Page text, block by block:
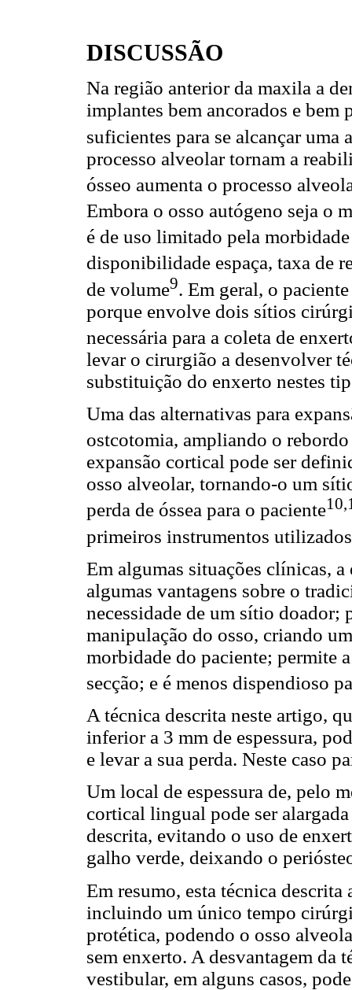
DISCUSSÃO
Na região anterior da maxila a
implantes bem ancorados e
suficientes para se alcançar uma
processo alveolar tornam a
ósseo aumenta o processo
Embora o osso autógeno seja o
é de uso limitado pela
disponibilidade espaça, taxa de
de volume9. Em geral, o
porque envolve dois sítios
necessária para a coleta de
levar o cirurgião a desenvolver
substituição do enxerto nestes
Uma das alternativas para
ostcotomia, ampliando o
expansão cortical pode ser
osso alveolar, tornando-o um
perda de óssea para o paciente
primeiros instrumentos
Em algumas situações clínicas,
algumas vantagens sobre o
necessidade de um sítio doador;
manipulação do osso, criando
morbidade do paciente; permite
secção; e é menos dispendioso
A técnica descrita neste artigo,
inferior a 3 mm de espessura,
e levar a sua perda. Neste caso
Um local de espessura de, pelo
cortical lingual pode ser
descrita, evitando o uso de
galho verde, deixando o
Em resumo, esta técnica descrita
incluindo um único tempo
protética, podendo o osso
sem enxerto. A desvantagem da
vestibular, em alguns casos,